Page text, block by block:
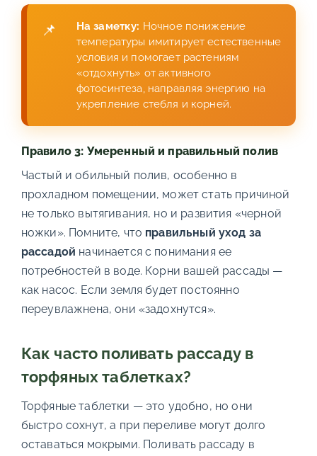
На заметку: Ночное понижение
температуры имитирует естественные
условия и помогает растениям
«отдохнуть» от активного
фотосинтеза, направляя энергию на
укрепление стебля и корней.
Правило 3: Умеренный и правильный полив
Частый и обильный полив, особенно в
прохладном помещении, может стать причиной
не только вытягивания, но и развития «черной
ножки». Помните, что правильный уход за
рассадой начинается с понимания ее
потребностей в воде. Корни вашей рассады —
как насос. Если земля будет постоянно
переувлажнена, они «задохнутся».
Как часто поливать рассаду в
торфяных таблетках?
Торфяные таблетки — это удобно, но они
быстро сохнут, а при переливе могут долго
оставаться мокрыми. Поливать рассаду в